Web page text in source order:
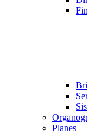
Planes